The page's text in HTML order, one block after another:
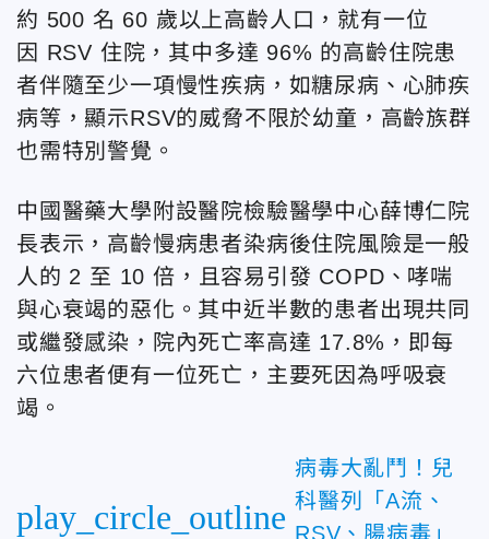
約 500 名 60 歲以上高齡人口，就有一位
因 RSV 住院，其中多達 96% 的高齡住院患
者伴隨至少一項慢性疾病，如糖尿病、心肺疾
病等，顯示RSV的威脅不限於幼童，高齡族群
也需特別警覺。
中國醫藥大學附設醫院檢驗醫學中心薛博仁院
長表示，高齡慢病患者染病後住院風險是一般
人的 2 至 10 倍，且容易引發 COPD、哮喘
與心衰竭的惡化。其中近半數的患者出現共同
或繼發感染，院內死亡率高達 17.8%，即每
六位患者便有一位死亡， 主要死因為呼吸衰
竭。
play_circle_outline
病毒大亂鬥！兒
科醫列「A流、
RSV、腸病毒」